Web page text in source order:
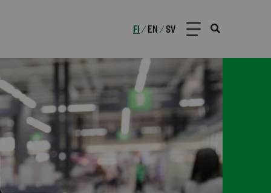
FI /EN /SV